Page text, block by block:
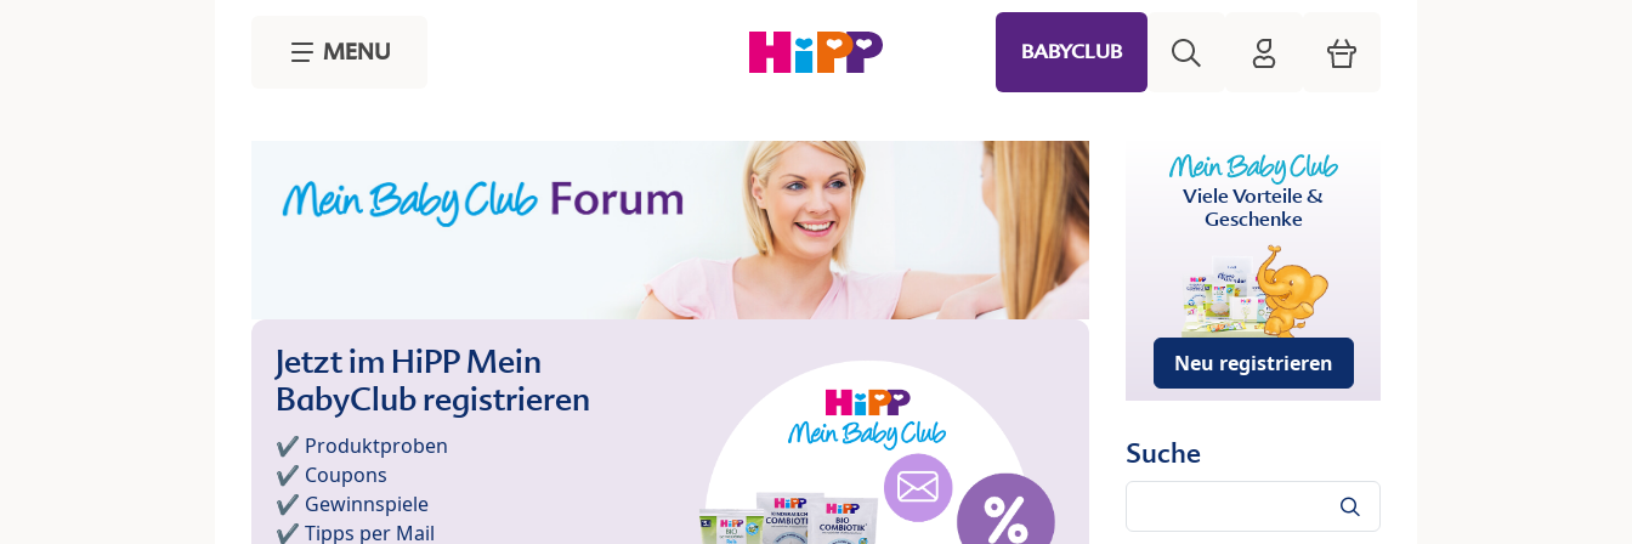
MENU BABYCLUB HiPP Mein Babyclub
Warenkorb
Jetzt im HiPP Mein
BabyClub registrieren
✔️ Produktproben
✔️ Coupons
✔️ Gewinnspiele
✔️ Tipps per Mail
Viele Vorteile &
Geschenke
Neu registrieren
Suche